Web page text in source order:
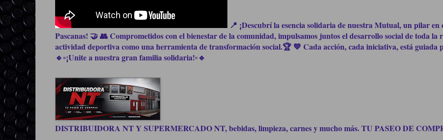
📍 ¡Descubrí la esencia solidaria de nuestra Mutual, un pilar
Pascanas! 🤝 👥 Comprometidos con el bienestar de la comunidad, impulsamos juntos el desarrollo social de toda la
actividad deportiva como una herramienta de transformación social.🏆 💙 Cada acción, cada iniciativa, está guiada
🔹▫️¡Unite a nuestra gran familia solidaria!▫️🔹
DISTRIBUIDORA NT Y SUPERMERCADO NT, bebidas, limpieza, carnes y mucho más. TU PASEO DE